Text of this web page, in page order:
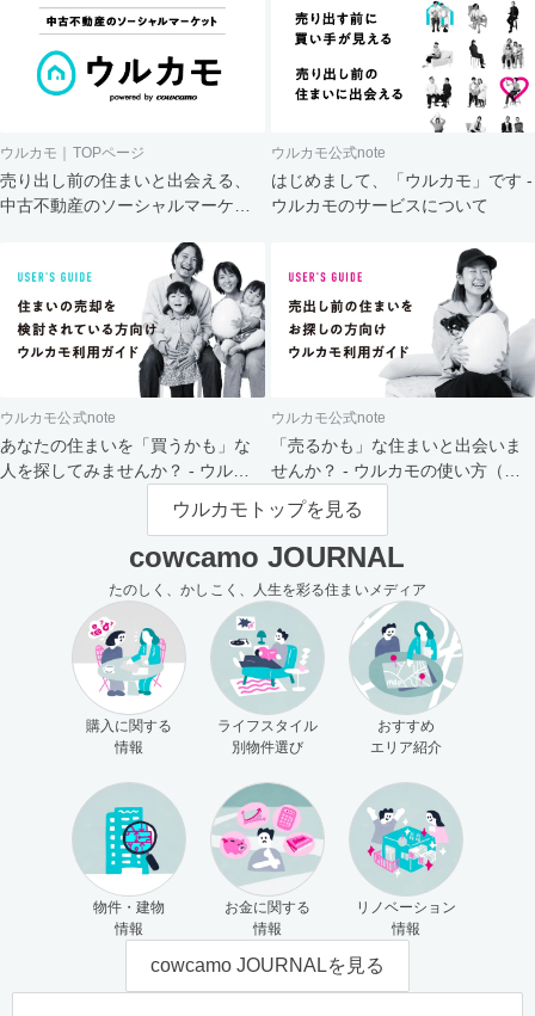
ウルカモ｜TOPページ
売り出し前の住まいと出会える、
中古不動産のソーシャルマーケッ
ウルカモ公式note
はじめまして、「ウルカモ」です -
ウルカモのサービスについて
ウルカモ公式note
あなたの住まいを「買うかも」な
人を探してみませんか？ - ウルカ
ウルカモ公式note
「売るかも」な住まいと出会いま
せんか？ - ウルカモの使い方（買
主さま向け）
ウルカモトップを見る
cowcamo JOURNAL
たのしく、かしこく、人生を彩る住まいメディア
購入に関する
情報
ライフスタイル
別物件選び
おすすめ
エリア紹介
物件・建物
情報
お金に関する
情報
リノベーション
情報
cowcamo JOURNALを見る